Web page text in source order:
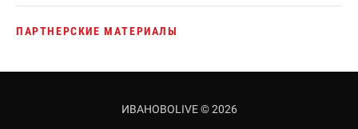
ПАРТНЕРСКИЕ МАТЕРИАЛЫ
ИВАНОВОLIVE © 2026